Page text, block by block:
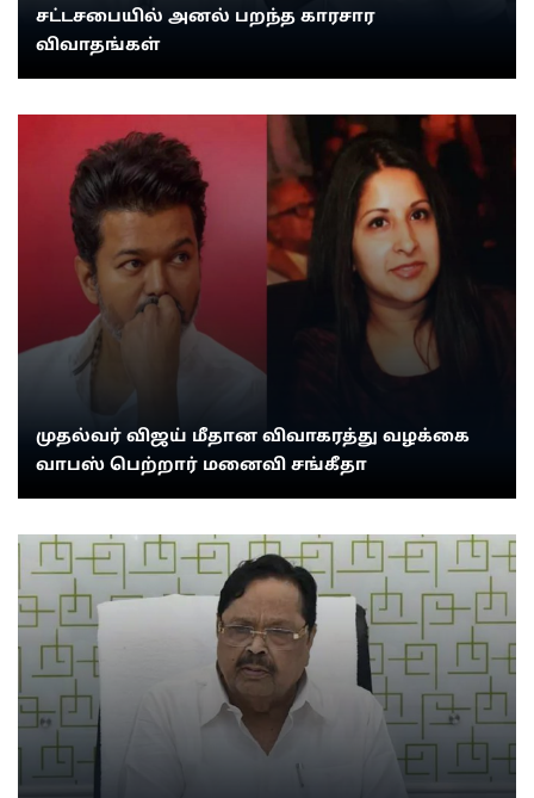
சட்டசபையில் அனல் பறந்த காரசார
விவாதங்கள்
முதல்வர் விஜய் மீதான விவாகரத்து வழக்கை
வாபஸ் பெற்றார் மனைவி சங்கீதா